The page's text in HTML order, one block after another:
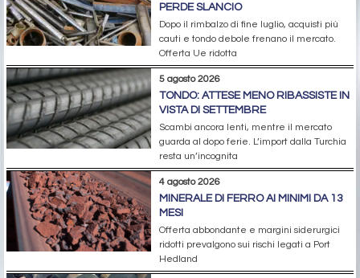
PERDE SLANCIO
Dopo il rimbalzo di fine luglio, acquisti più
cauti e tondo debole frenano il mercato.
Offerta Ue ridotta
5 agosto 2026
TONDO: ATTESE MENO RIBASSISTE IN
VISTA DI SETTEMBRE
Scambi ancora lenti, mentre il mercato
guarda al dopo ferie. L’import dalla Turchia
resta un’incognita
4 agosto 2026
MINERALE DI FERRO AI MINIMI DA 13
MESI
Offerta abbondante e margini siderurgici
ridotti prevalgono sui rischi legati a Port
Hedland